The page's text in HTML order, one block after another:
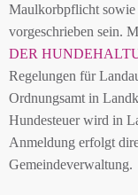
Maulkorbpflicht sowie
vorgeschrieben sein.
DER
Regelungen für
Ordnungsamt in
Hundesteuer wird in
Anmeldung erfolgt
Gemeindeverwaltung.